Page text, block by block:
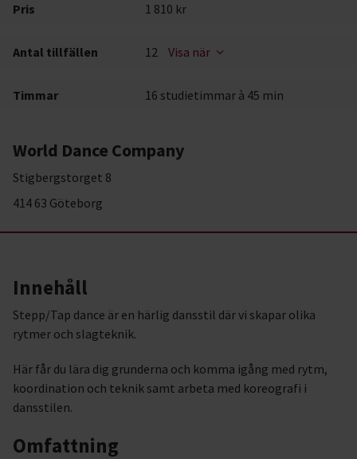
Pris 1 810 kr
Antal tillfällen 12 Visa när
Timmar 16 studietimmar à 45 min
World Dance Company
Stigbergstorget 8
414 63 Göteborg
Innehåll
Stepp/Tap dance är en härlig dansstil där vi skapar olika
rytmer och slagteknik.
Här får du lära dig grunderna och komma igång med rytm,
koordination och teknik samt arbeta med koreografi i
dansstilen.
Omfattning